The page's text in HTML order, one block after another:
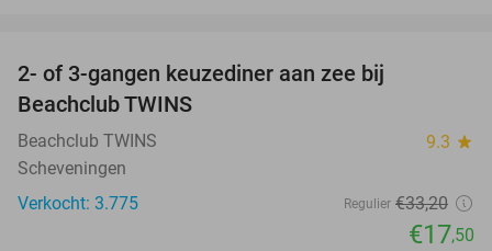
2- of 3-gangen keuzediner aan zee bij
Beachclub TWINS
Beachclub TWINS 9.3 star
Scheveningen
Verkocht: 3.775
Regulier €33,20
€17,50